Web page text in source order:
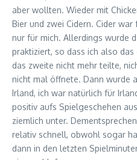
aber wollten. Wieder mit
Bier und zwei Cidern. Cider
nur für mich. Allerdings wurde
praktiziert, so dass ich also
das zweite nicht mehr teilte,
nicht mal öffnete. Dann wurde
Irland, ich war natürlich für
positiv aufs Spielgeschehen
ziemlich unter.
relativ schnell, obwohl sogar
dann in den letzten